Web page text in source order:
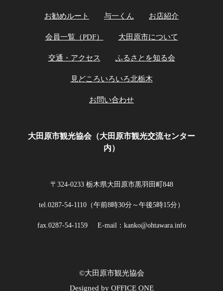
お勧めルート 与一くん お店紹介
会員一覧（PDF） 大田原市について
交通・アクセス ふるさとを知る会
見どころいろいろ北栃木
お問い合わせ
大田原市観光協会（大田原市観光交流センター
内）
〒324-0233 栃木県大田原市黒羽田町848
tel.0287-54-1110（午前8時30分～午後5時15分）
fax.0287-54-1159 E-mail：kanko@ohtawara.info
©大田原市観光協会
Designed by OFFICE ONE